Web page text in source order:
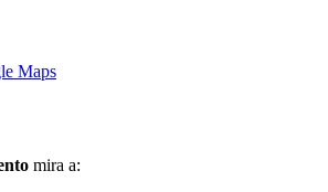
Maps
mira a: